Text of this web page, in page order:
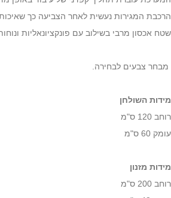
הרכבת המגירות נעשית לאחר הצביעה כך
שטח אכסון מרבי בשילוב עם פונקציונאליות
מבחר צבעים לבחירה.
מידות השולחן
רוחב 120 ס"מ
עומק 60 ס"מ
מידות מזנון
רוחב 200 ס"מ